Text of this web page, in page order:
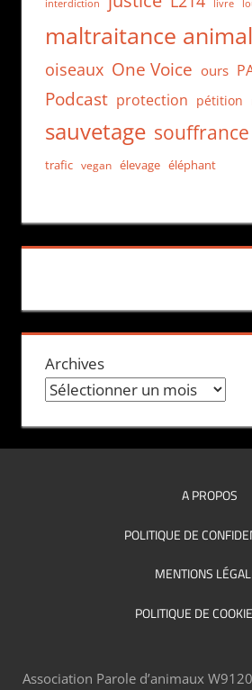
interdiction livre
maltraitance
oiseaux One Voice ours
Podcast protection pétition
sauvetage
trafic vegan élevage éléphant
Archives
A PROPOS
POLITIQUE DE
MENTIONS
POLITIQUE DE
Association Parole d’animaux